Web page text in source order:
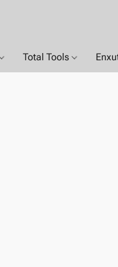
Total Tools